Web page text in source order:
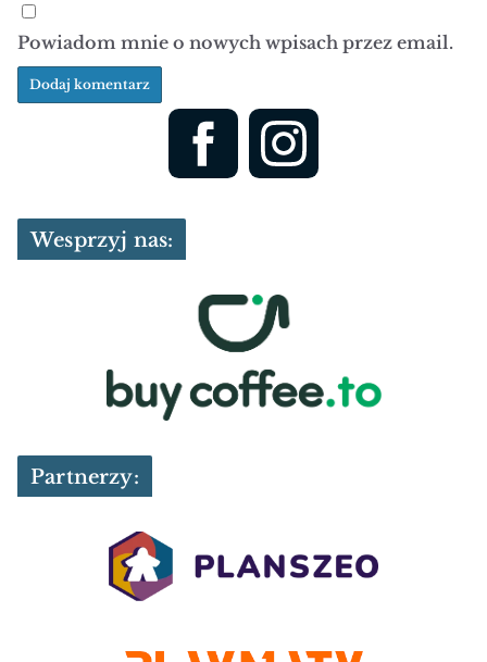
Powiadom mnie o nowych wpisach przez email.
Wesprzyj nas:
Partnerzy: